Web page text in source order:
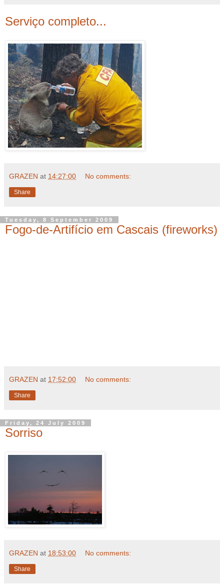
Serviço completo...
GRAZEN at 14:27:00 No comments:
Share
Tuesday, 8 September 2009
Fogo-de-Artifício em Cascais (fireworks)
GRAZEN at 17:52:00 No comments:
Share
Friday, 24 July 2009
Sorriso
GRAZEN at 18:53:00 No comments:
Share